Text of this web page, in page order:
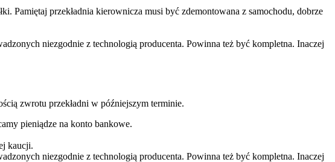
Pamiętaj przekładnia kierownicza musi być zdemontowana z samochodu, dobrze
niezgodnie z technologią producenta. Powinna też być kompletna. Inaczej
zwrotu przekładni w późniejszym terminie.
pieniądze na konto bankowe.
kaucji.
niezgodnie z technologią producenta. Powinna też być kompletna. Inaczej